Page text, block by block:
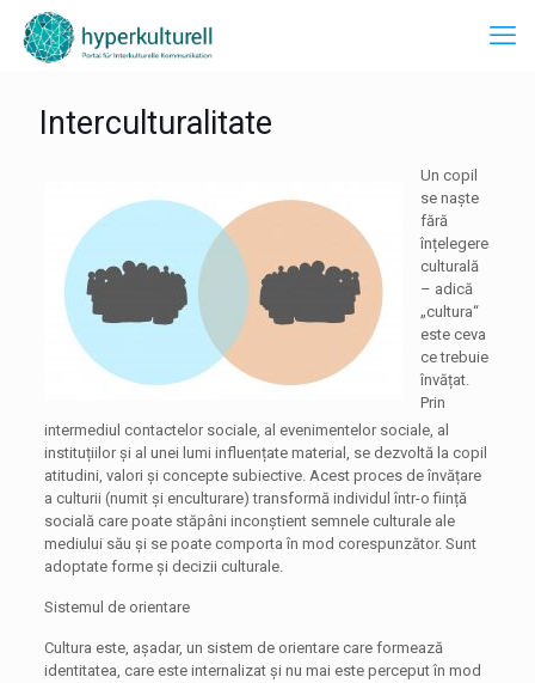
Interculturalitate
Un copil
se naște
fără
înțelegere
culturală
– adică
„cultura“
este ceva
ce trebuie
învățat.
Prin
intermediul contactelor sociale, al evenimentelor sociale, al
instituțiilor și al unei lumi influențate material, se dezvoltă la copil
atitudini, valori și concepte subiective. Acest proces de învățare
a culturii (numit și enculturare) transformă individul într-o ființă
socială care poate stăpâni inconștient semnele culturale ale
mediului său și se poate comporta în mod corespunzător. Sunt
adoptate forme și decizii culturale.
Sistemul de orientare
Cultura este, așadar, un sistem de orientare care formează
identitatea, care este internalizat și nu mai este perceput în mod